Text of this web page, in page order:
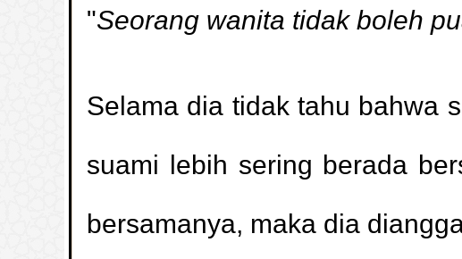
"Seorang wanita tidak boleh
Selama dia tidak tahu bahwa
suami lebih sering berada
bersamanya, maka dia